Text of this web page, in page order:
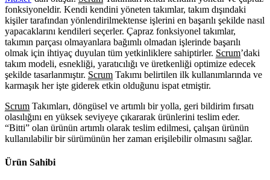
fonksiyoneldir. Kendi kendini yöneten takımlar, takım dışındaki
kişiler tarafından yönlendirilmektense işlerini en başarılı şekilde nasıl
yapacaklarını kendileri seçerler. Çapraz fonksiyonel takımlar,
takımın parçası olmayanlara bağımlı olmadan işlerinde başarılı
olmak için ihtiyaç duyulan tüm yetkinliklere sahiptirler. Scrum’daki
takım modeli, esnekliği, yaratıcılığı ve üretkenliği optimize edecek
şekilde tasarlanmıştır. Scrum Takımı belirtilen ilk kullanımlarında ve
karmaşık her işte giderek etkin olduğunu ispat etmiştir.
Scrum Takımları, döngüsel ve artımlı bir yolla, geri bildirim fırsatı
olasılığını en yüksek seviyeye çıkararak ürünlerini teslim eder.
“Bitti” olan ürünün artımlı olarak teslim edilmesi, çalışan ürünün
kullanılabilir bir sürümünün her zaman erişilebilir olmasını sağlar.
Ürün Sahibi